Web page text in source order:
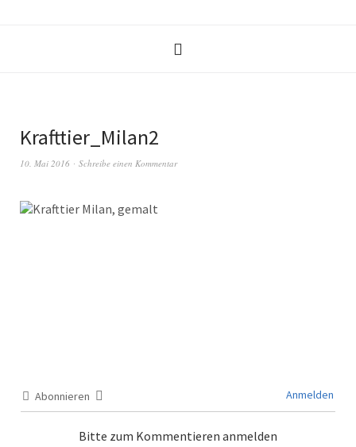
Krafttier_Milan2
10. Mai 2016 Schreibe einen Kommentar
Abonnieren Anmelden
Bitte zum Kommentieren anmelden